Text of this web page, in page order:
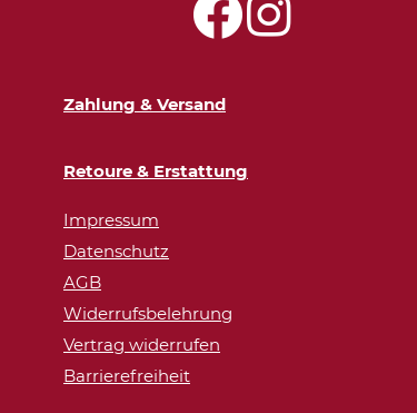
Zahlung & Versand
Retoure & Erstattung
Impressum
Datenschutz
AGB
Widerrufsbelehrung
Vertrag widerrufen
Barrierefreiheit